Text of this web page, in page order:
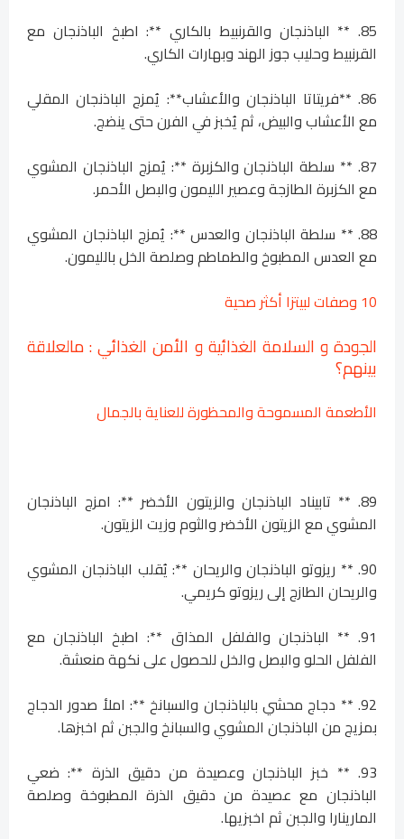
85. ** الباذنجان والقرنبيط بالكاري **: اطبخ الباذنجان مع
القرنبيط وحليب جوز الهند وبهارات الكاري.
86. **فريتاتا الباذنجان والأعشاب**: يُمزج الباذنجان المقلي
مع الأعشاب والبيض، ثم يُخبز في الفرن حتى ينضج.
87. ** سلطة الباذنجان والكزبرة **: يُمزج الباذنجان المشوي
مع الكزبرة الطازجة وعصير الليمون والبصل الأحمر.
88. ** سلطة الباذنجان والعدس **: يُمزج الباذنجان المشوي
مع العدس المطبوخ والطماطم وصلصة الخل بالليمون.
10 وصفات لبيتزا أكثر صحية
الجودة و السلامة الغذائية و الأمن الغذائي : مالعلاقة
بينهم؟
الأطعمة المسموحة والمحظورة للعناية بالجمال
89. ** تابيناد الباذنجان والزيتون الأخضر **: امزج الباذنجان
المشوي مع الزيتون الأخضر والثوم وزيت الزيتون.
90. ** ريزوتو الباذنجان والريحان **: يُقلب الباذنجان المشوي
والريحان الطازج إلى ريزوتو كريمي.
91. ** الباذنجان والفلفل المذاق **: اطبخ الباذنجان مع
الفلفل الحلو والبصل والخل للحصول على نكهة منعشة.
92. ** دجاج محشي بالباذنجان والسبانخ **: املأ صدور الدجاج
بمزيج من الباذنجان المشوي والسبانخ والجبن ثم اخبزها.
93. ** خبز الباذنجان وعصيدة من دقيق الذرة **: ضعي
الباذنجان مع عصيدة من دقيق الذرة المطبوخة وصلصة
المارينارا والجبن ثم اخبزيها.